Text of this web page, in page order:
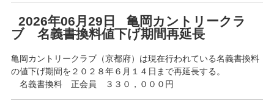
2026年06月29日 亀岡カントリークラ
ブ 名義書換料値下げ期間再延長
亀岡カントリークラブ（京都府）は現在行われている名義書換料
の値下げ期間を２０２８年６月１４日まで再延長する。
名義書換料 正会員 ３３０，０００円